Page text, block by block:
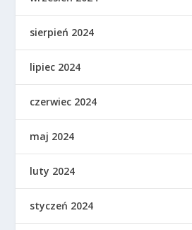
sierpień 2024
lipiec 2024
czerwiec 2024
maj 2024
luty 2024
styczeń 2024